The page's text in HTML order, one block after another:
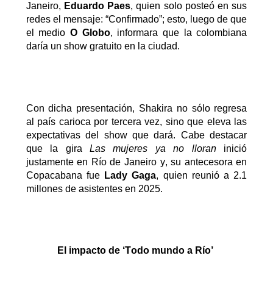
Janeiro, Eduardo Paes, quien solo posteó en sus
redes el mensaje: “Confirmado”; esto, luego de que
el medio O Globo, informara que la colombiana
daría un show gratuito en la ciudad.
Con dicha presentación, Shakira no sólo regresa
al país carioca por tercera vez, sino que eleva las
expectativas del show que dará. Cabe destacar
que la giraLas mujeres ya no lloraninició
justamente en Río de Janeiro y, su antecesora en
Copacabana fue Lady Gaga, quien reunió a 2.1
millones de asistentes en 2025.
El impacto de ‘Todo mundo a Río’